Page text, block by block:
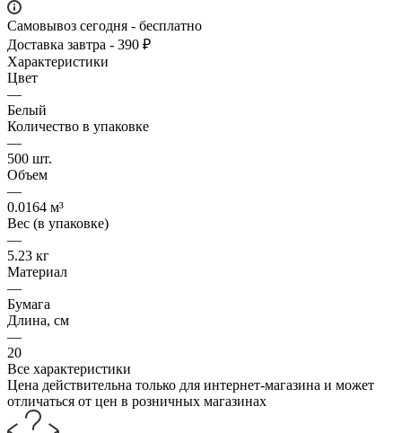
Самовывоз сегодня - бесплатно
Доставка завтра - 390 ₽
Характеристики
Цвет
—
Белый
Количество в упаковке
—
500 шт.
Объем
—
0.0164 м³
Вес (в упаковке)
—
5.23 кг
Материал
—
Бумага
Длина, см
—
20
Все характеристики
Цена действительна только для интернет-магазина и может
отличаться от цен в розничных магазинах